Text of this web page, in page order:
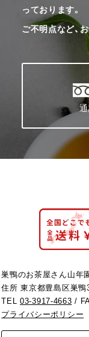
っております。
ご不明点など、
巣鴨のお茶屋さん山
住所 東京都豊島区巣
TEL03-3917-4663 /
プライバシーポリシー